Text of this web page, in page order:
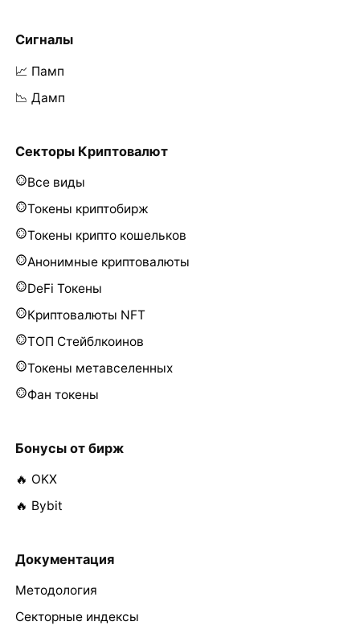
Сигналы
📈 Памп
📉 Дамп
Секторы Криптовалют
Все виды
Токены криптобирж
Токены крипто кошельков
Анонимные криптовалюты
DeFi Токены
Криптовалюты NFT
ТОП Стейблкоинов
Токены метавселенных
Фан токены
Бонусы от бирж
🔥 OKX
🔥 Bybit
Документация
Методология
Секторные индексы